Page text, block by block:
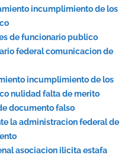
incumplimiento de los
de funcionario publico
federal comunicacion de
incumplimiento de los
nulidad falta de merito
documento falso
la administracion federal de
asociacion ilicita estafa